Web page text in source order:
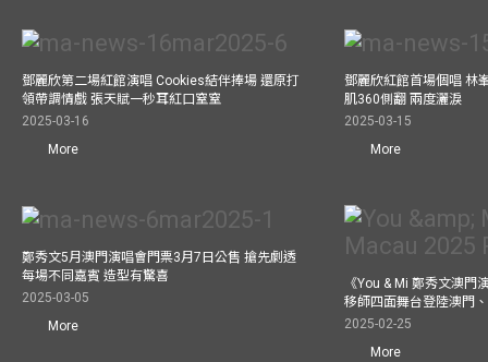
鄧麗欣第二場紅館演唱 Cookies結伴捧場 還原打
領帶調情戲 張天賦一秒耳紅口窒窒
2025-03-16
More
鄧麗欣紅館首場個唱 林
肌360側翻 兩度灑淚
2025-03-15
More
鄭秀文5月澳門演唱會門票3月7日公售 搶先劇透
每場不同嘉賓 造型有驚喜
2025-03-05
More
《You & Mi 鄭秀文澳門
移師四面舞台登陸澳門
2025-02-25
More